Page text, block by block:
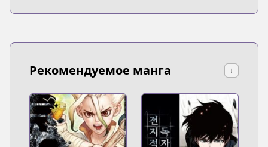
Рекомендуемое манга ↓